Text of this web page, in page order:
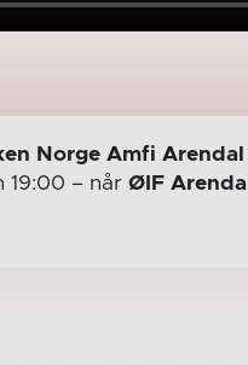
Norge Amfi Arendal
19:00 – når ØIF Arendal